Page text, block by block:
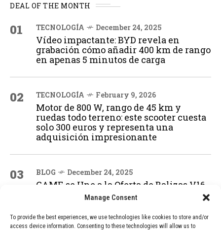
Manage Consent
To provide the best experiences, we use technologies like cookies to store and/or
access device information. Consenting to these technologies will allow us to
DEAL OF THE MONTH
01 TECNOLOGÍA December 24, 2025
Vídeo impactante: BYD revela en
grabación cómo añadir 400 km de rango
en apenas 5 minutos de carga
02 TECNOLOGÍA February 9, 2026
Motor de 800 W, rango de 45 km y
ruedas todo terreno: este scooter cuesta
solo 300 euros y representa una
adquisición impresionante
03 BLOG December 24, 2025
GAME se Une a la Oferta de Balizas V16
Geolocalizadas, Obligatorias a Partir de